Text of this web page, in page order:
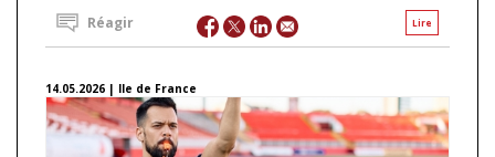
Lire
Réagir
14.05.2026 | Ile de France